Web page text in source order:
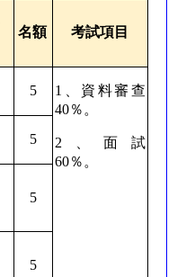
名額 考試項目
5 1
、資料審查
40％。
2 、面試
60％。
5
5
5